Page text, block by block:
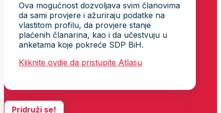
Ova mogućnost dozvoljava svim članovima
da sami provjere i ažuriraju podatke na
vlastitom profilu, da provjere stanje
plaćenih članarina, kao i da učestvuju u
anketama koje pokreće SDP BiH.
Kliknite ovdje da pristupite Atlasu
Pridruži se!